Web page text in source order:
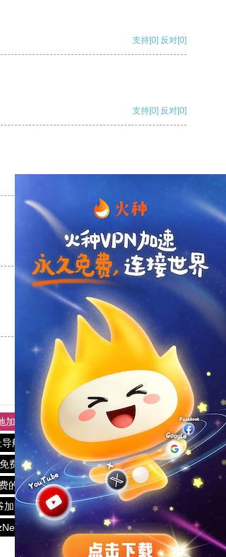
支持[0] 反对[0]
支持[0] 反对[0]
支持 [0] 反对 [0]
支持
加速器
旋风加速器
航 软件中心 雷霆加速
狂飙加速器
免费vqn加速 极光加速器
猎豹加速器下载
的vp加速器2023
黑洞vp永久加速器
加速器
优途加速器
官网 outline quickq
outline